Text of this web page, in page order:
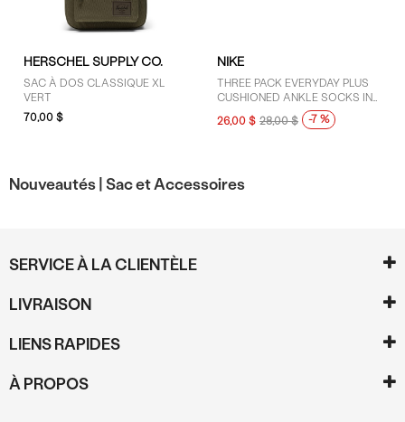
HERSCHEL SUPPLY CO.
SAC À DOS CLASSIQUE XL
VERT
70,00 $
NIKE
THREE PACK EVERYDAY PLUS
CUSHIONED ANKLE SOCKS IN
NAVY/RED/GREEN
26,00 $ 28,00 $ -7 %
Nouveautés | Sac et Accessoires
SERVICE À LA CLIENTÈLE
LIVRAISON
LIENS RAPIDES
À PROPOS